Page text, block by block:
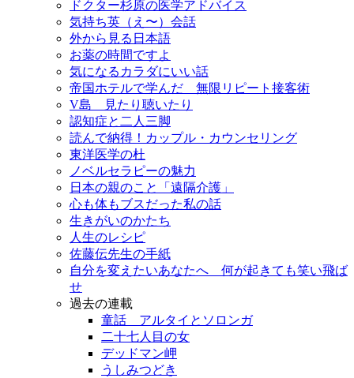
ドクター杉原の医学アドバイス
気持ち英（え〜）会話
外から見る日本語
お薬の時間ですよ
気になるカラダにいい話
帝国ホテルで学んだ 無限リピート接客術
V島 見たり聴いたり
認知症と二人三脚
読んで納得！カップル・カウンセリング
東洋医学の杜
ノベルセラピーの魅力
日本の親のこと「遠隔介護」
心も体もブスだった私の話
生きがいのかたち
人生のレシピ
佐藤伝先生の手紙
自分を変えたいあなたへ 何が起きても笑い飛ば
せ
過去の連載
童話 アルタイとソロンガ
二十七人目の女
デッドマン岬
うしみつどき